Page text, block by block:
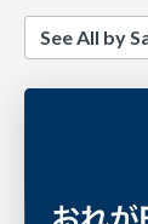
See All by